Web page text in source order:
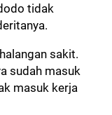
tidak
sakit.
sudah masuk
masuk kerja